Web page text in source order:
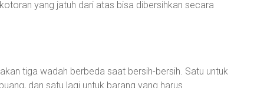
yang jatuh dari atas bisa dibersihkan secara
tiga wadah berbeda saat bersih-bersih. Satu untuk
dan satu lagi untuk barang yang harus